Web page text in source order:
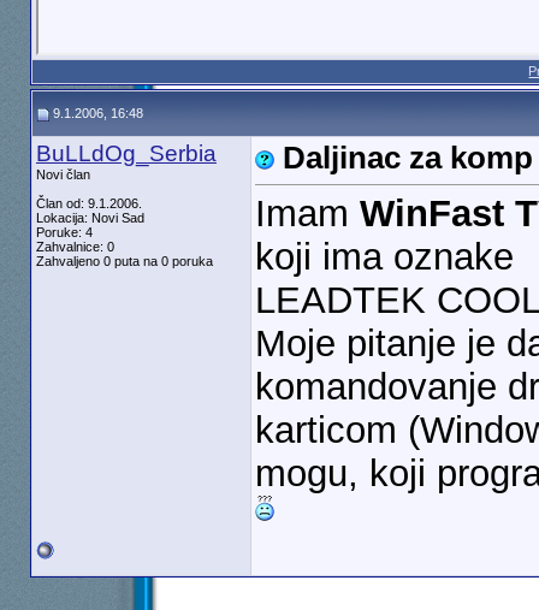
9.1.2006, 16:48
BuLLdOg_Serbia
Novi član
Član od: 9.1.2006.
Lokacija: Novi Sad
Poruke: 4
Zahvalnice: 0
Zahvaljeno 0 puta na 0 poruka
Daljinac za komp
Imam WinFast
koji ima oznake
LEADTEK
Moje pitanje je
komandovanje
karticom
mogu, koji